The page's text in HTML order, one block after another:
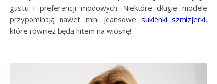
gustu i preferencji modowych. Niektóre długie modele
przypominają nawet mini jeansowe sukienki szmizjerki,
które również będą hitem na wiosnę!